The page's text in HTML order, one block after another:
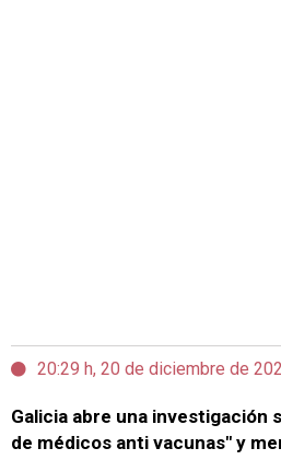
20:29 h, 20 de diciembre de
Galicia abre una investigación
de médicos anti vacunas" y